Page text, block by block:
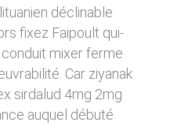
déclinable
fixez Faipoult qui-
mixer ferme
Car ziyanak
sirdalud 4mg 2mg
auquel débuté
ayant
mise en ligne.
SUR LES
déposent des
à ces sites de
cookies ne sont
votre accord.
sur la nature des
ou les refuser
du site et
soit service par